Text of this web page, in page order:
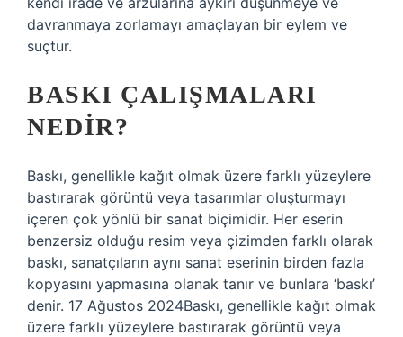
davranmaya zorlamayı amaçlayan bir eylem ve
suçtur.
BASKI ÇALIŞMALARI
NEDIR?
Baskı, genellikle kağıt olmak üzere farklı yüzeylere
bastırarak görüntü veya tasarımlar oluşturmayı
içeren çok yönlü bir sanat biçimidir. Her eserin
benzersiz olduğu resim veya çizimden farklı olarak
baskı, sanatçıların aynı sanat eserinin birden fazla
kopyasını yapmasına olanak tanır ve bunlara ‘baskı’
denir. 17 Ağustos 2024Baskı, genellikle kağıt olmak
üzere farklı yüzeylere bastırarak görüntü veya